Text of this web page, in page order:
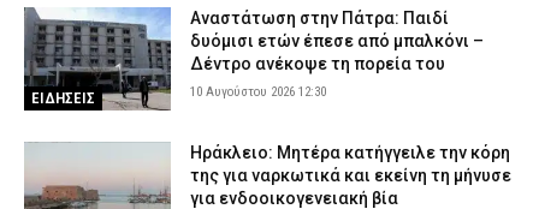
ΕΙΔΗΣΕΙΣ
Αναστάτωση στην Πάτρα: Παιδί
δυόμισι ετών έπεσε από μπαλκόνι –
Δέντρο ανέκοψε τη πορεία του
10 Αυγούστου 2026 12:30
Ηράκλειο: Μητέρα κατήγγειλε την κόρη
της για ναρκωτικά και εκείνη τη μήνυσε
για ενδοοικογενειακή βία